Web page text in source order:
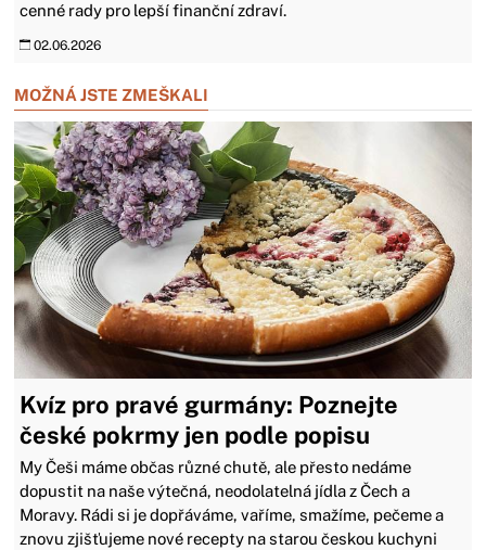
cenné rady pro lepší finanční zdraví.
02.06.2026
MOŽNÁ JSTE ZMEŠKALI
Kvíz pro pravé gurmány: Poznejte
české pokrmy jen podle popisu
My Češi máme občas různé chutě, ale přesto nedáme
dopustit na naše výtečná, neodolatelná jídla z Čech a
Moravy. Rádi si je dopřáváme, vaříme, smažíme, pečeme a
znovu zjišťujeme nové recepty na starou českou kuchyni